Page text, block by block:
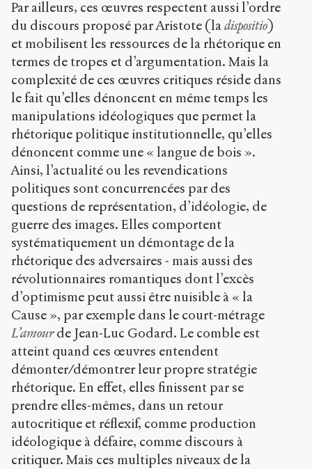
Par ailleurs, ces œuvres respectent aussi l’ordre
du discours proposé par Aristote (ladispositio)
et mobilisent les ressources de la rhétorique en
termes de tropes et d’argumentation. Mais la
complexité de ces œuvres critiques réside dans
le fait qu’elles dénoncent en même temps les
manipulations idéologiques que permet la
rhétorique politique institutionnelle, qu’elles
dénoncent comme une « langue de bois ».
Ainsi, l’actualité ou les revendications
politiques sont concurrencées par des
questions de représentation, d’idéologie, de
guerre des images. Elles comportent
systématiquement un démontage de la
rhétorique des adversaires - mais aussi des
révolutionnaires romantiques dont l’excès
d’optimisme peut aussi être nuisible à « la
Cause », par exemple dans le court-métrage
L’amourde Jean-Luc Godard. Le comble est
atteint quand ces œuvres entendent
démonter/démontrer leur propre stratégie
rhétorique. En effet, elles finissent par se
prendre elles-mêmes, dans un retour
autocritique et réflexif, comme production
idéologique à défaire, comme discours à
critiquer. Mais ces multiples niveaux de la